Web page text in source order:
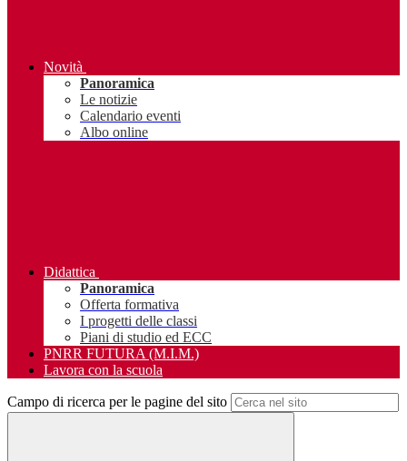
Novità
Panoramica
Le notizie
Calendario eventi
Albo online
Didattica
Panoramica
Offerta formativa
I progetti delle classi
Piani di studio ed ECC
PNRR FUTURA (M.I.M.)
Lavora con la scuola
Campo di ricerca per le pagine del sito